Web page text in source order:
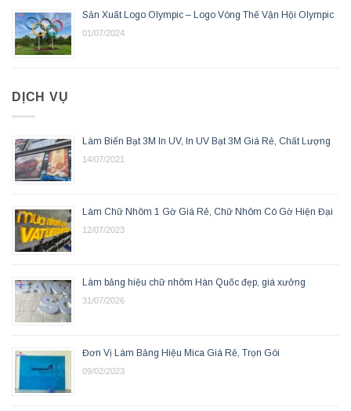
Sản Xuất Logo Olympic – Logo Vòng Thế Vận Hội Olympic
01/07/2024
DỊCH VỤ
Làm Biển Bạt 3M In UV, In UV Bạt 3M Giá Rẻ, Chất Lượng
14/07/2021
Làm Chữ Nhôm 1 Gờ Giá Rẻ, Chữ Nhôm Có Gờ Hiện Đại
12/07/2023
Làm bảng hiệu chữ nhôm Hàn Quốc đẹp, giá xưởng
31/07/2026
Đơn Vị Làm Bảng Hiệu Mica Giá Rẻ, Trọn Gói
09/02/2023